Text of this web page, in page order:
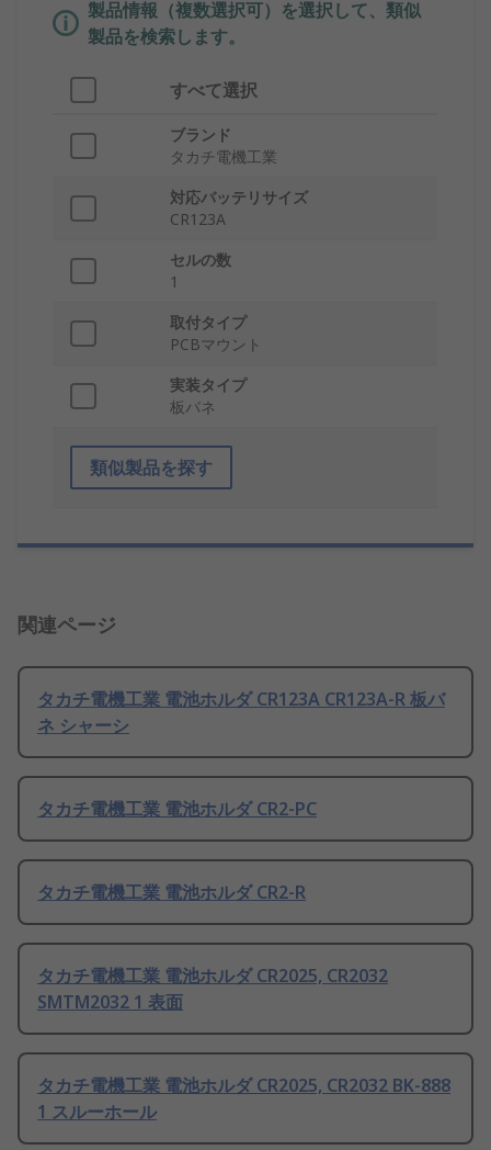
製品情報（複数選択可）を選択して、類似
製品を検索します。
すべて選択
ブランド
タカチ電機工業
対応バッテリサイズ
CR123A
セルの数
1
取付タイプ
PCBマウント
実装タイプ
板バネ
類似製品を探す
関連ページ
タカチ電機工業 電池ホルダ CR123A CR123A-R 板バ
ネ シャーシ
タカチ電機工業 電池ホルダ CR2-PC
タカチ電機工業 電池ホルダ CR2-R
タカチ電機工業 電池ホルダ CR2025, CR2032
SMTM2032 1 表面
タカチ電機工業 電池ホルダ CR2025, CR2032 BK-888
1 スルーホール